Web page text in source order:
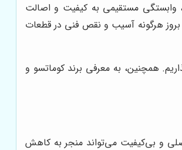
وابستگی مستقیمی به کیفیت و اصالت
بروز هرگونه آسیب و نقص فنی در قطعات
همچنین، به معرفی برند کوماتسو و
و بی‌کیفیت می‌تواند منجر به کاهش